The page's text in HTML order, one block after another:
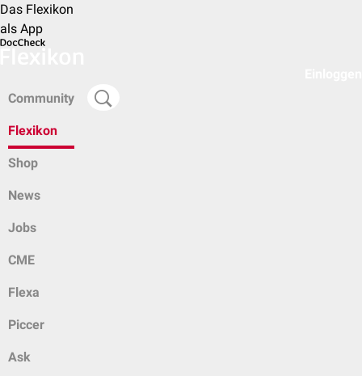
Das Flexikon
als App
Community
Flexikon
Shop
News
Jobs
CME
Flexa
Piccer
Ask